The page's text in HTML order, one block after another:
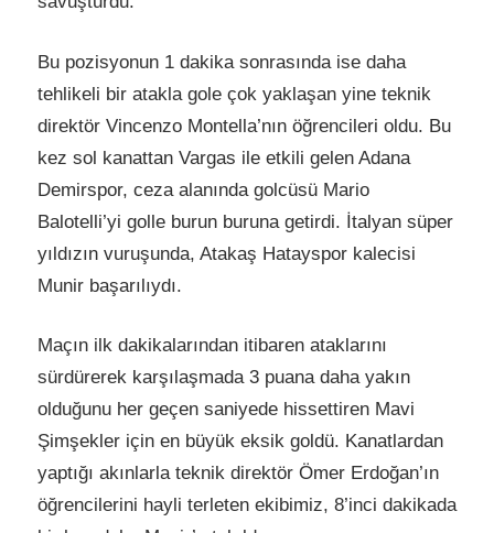
Bu pozisyonun 1 dakika sonrasında ise daha
tehlikeli bir atakla gole çok yaklaşan yine teknik
direktör Vincenzo Montella’nın öğrencileri oldu. Bu
kez sol kanattan Vargas ile etkili gelen Adana
Demirspor, ceza alanında golcüsü Mario
Balotelli’yi golle burun buruna getirdi. İtalyan süper
yıldızın vuruşunda, Atakaş Hatayspor kalecisi
Munir başarılıydı.
Maçın ilk dakikalarından itibaren ataklarını
sürdürerek karşılaşmada 3 puana daha yakın
olduğunu her geçen saniyede hissettiren Mavi
Şimşekler için en büyük eksik goldü. Kanatlardan
yaptığı akınlarla teknik direktör Ömer Erdoğan’ın
öğrencilerini hayli terleten ekibimiz, 8’inci dakikada